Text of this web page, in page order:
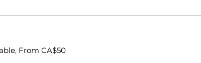
From CA$50